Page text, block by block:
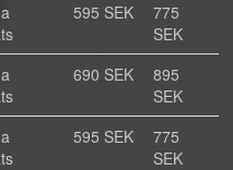
595 SEK
775
SEK
690 SEK
895
SEK
595 SEK
775
SEK